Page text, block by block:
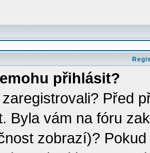
přihlásit?
Před
Byla vám na fóru
zobrazí)?